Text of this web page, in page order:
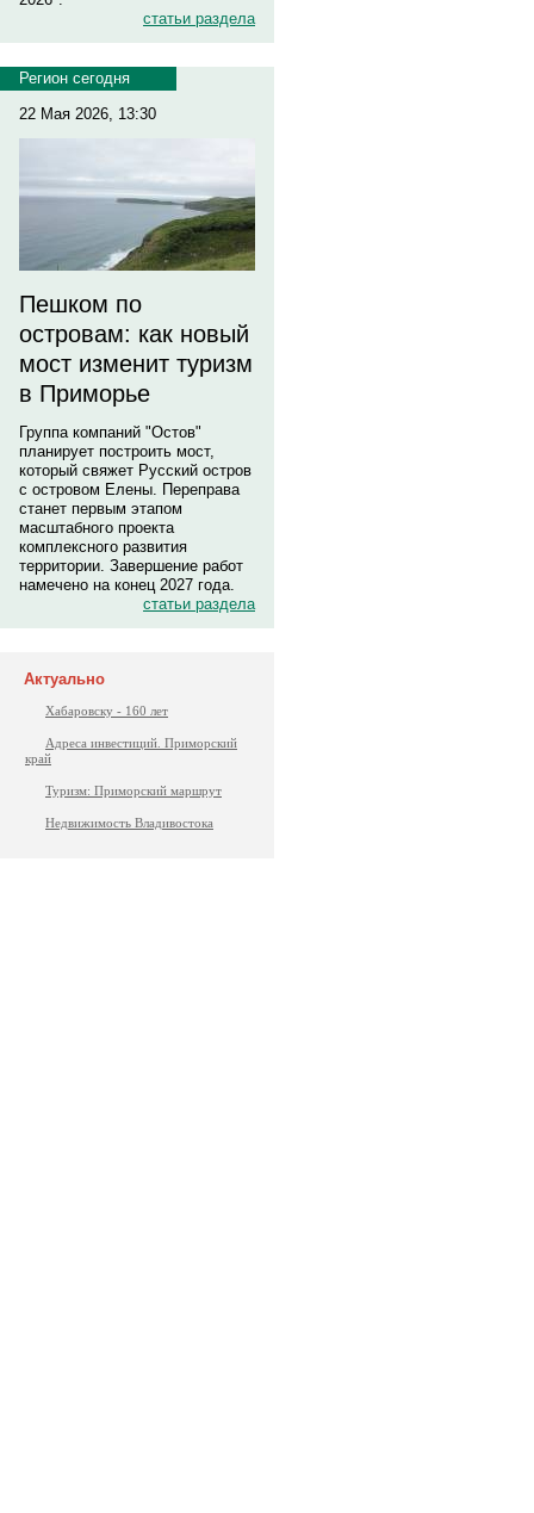
статьи раздела
Регион сегодня
22 Мая 2026, 13:30
Пешком по
островам: как новый
мост изменит туризм
в Приморье
Группа компаний "Остов"
планирует построить мост,
который свяжет Русский остров
с островом Елены. Переправа
станет первым этапом
масштабного проекта
комплексного развития
территории. Завершение работ
намечено на конец 2027 года.
статьи раздела
Актуально
Хабаровску - 160 лет
Адреса инвестиций. Приморский
край
Туризм: Приморский маршрут
Недвижимость Владивостока